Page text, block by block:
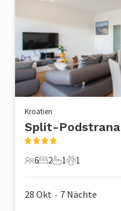
Kroatien
Split-Podstrana
6 Gäste
6
2 Schlafzimmer
2
1 Badezimmer
1
1 Haustier
1
28 Okt • 7 Nächte